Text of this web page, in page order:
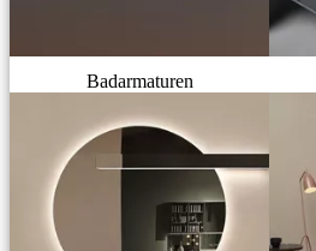
Badarmaturen